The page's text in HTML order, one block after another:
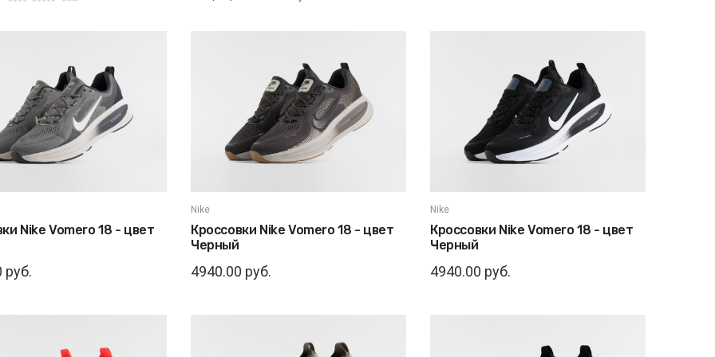
Nike Vomero 18 - цвет
руб.
Nike
Кроссовки Nike Vomero 18 - цвет
Черный
4940.00 руб.
Nike
Кроссовки Nike Vomero 18 - цвет
Черный
4940.00 руб.